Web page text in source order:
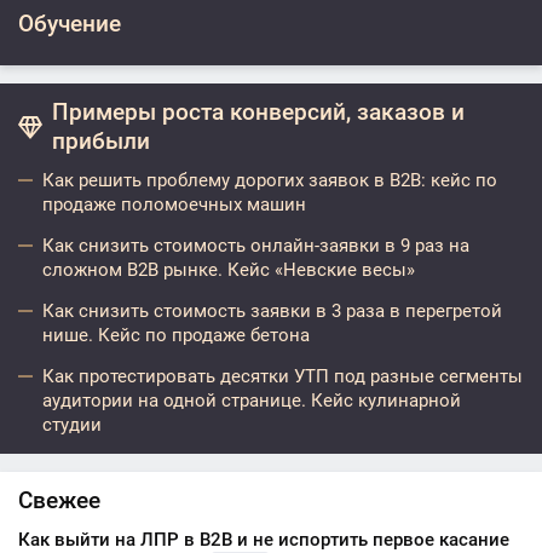
Обучение
Примеры роста конверсий, заказов и
прибыли
Как решить проблему дорогих заявок в B2B: кейс по
продаже поломоечных машин
Как снизить стоимость онлайн-заявки в 9 раз на
сложном B2B рынке. Кейс «Невские весы»
Как снизить стоимость заявки в 3 раза в перегретой
нише. Кейс по продаже бетона
Как протестировать десятки УТП под разные сегменты
аудитории на одной странице. Кейс кулинарной
студии
Свежее
Как выйти на ЛПР в B2B и не испортить первое касание